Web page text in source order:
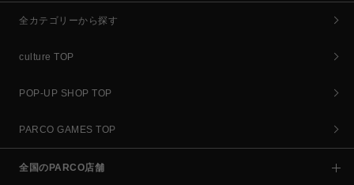
全カテゴリーから探す
culture TOP
POP-UP SHOP TOP
PARCO GAMES TOP
全国のPARCO店舗